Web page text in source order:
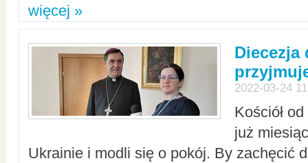
więcej »
Diecezja
2022-03-24
Kościół
już
Ukrainie i modli się o pokój. By zachęcić